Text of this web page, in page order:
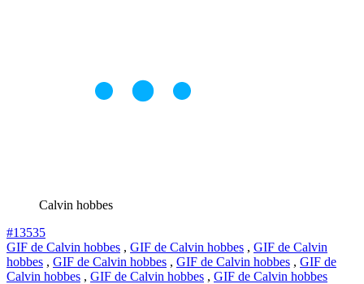
Calvin hobbes
#13535
GIF de Calvin hobbes , GIF de Calvin hobbes , GIF de Calvin
hobbes , GIF de Calvin hobbes , GIF de Calvin hobbes , GIF de
Calvin hobbes , GIF de Calvin hobbes , GIF de Calvin hobbes